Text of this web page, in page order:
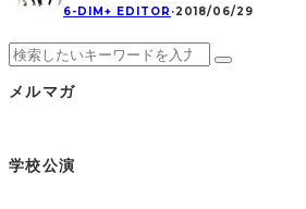
6-DIM+ EDITOR ·2018/06/29
メルマガ
学校公演